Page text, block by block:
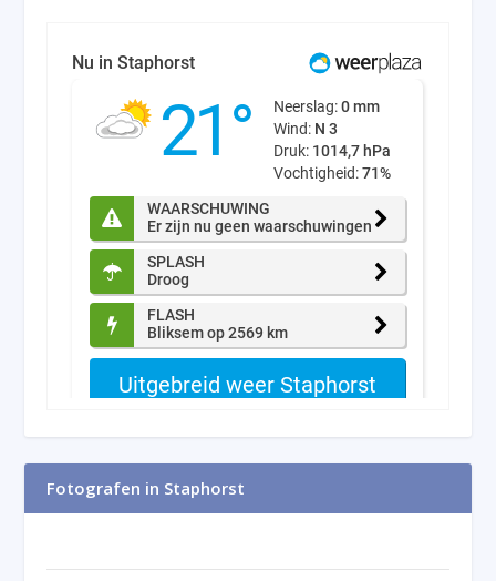
Fotografen in Staphorst